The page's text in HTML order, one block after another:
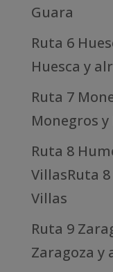
Guara
Ruta 6
Huesca y
Ruta 7
Monegros y
Ruta 8
VillasRuta
Villas
Ruta 9
Zaragoza y